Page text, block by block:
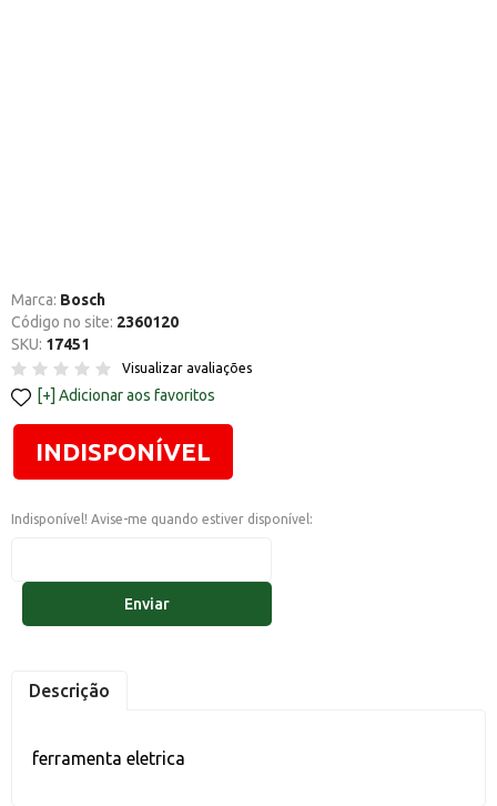
Marca: Bosch
Código no site: 2360120
SKU: 17451
Visualizar avaliações
Adicionar aos favoritos
INDISPONÍVEL
Indisponível! Avise-me quando estiver disponível:
Enviar
Descrição
ferramenta eletrica